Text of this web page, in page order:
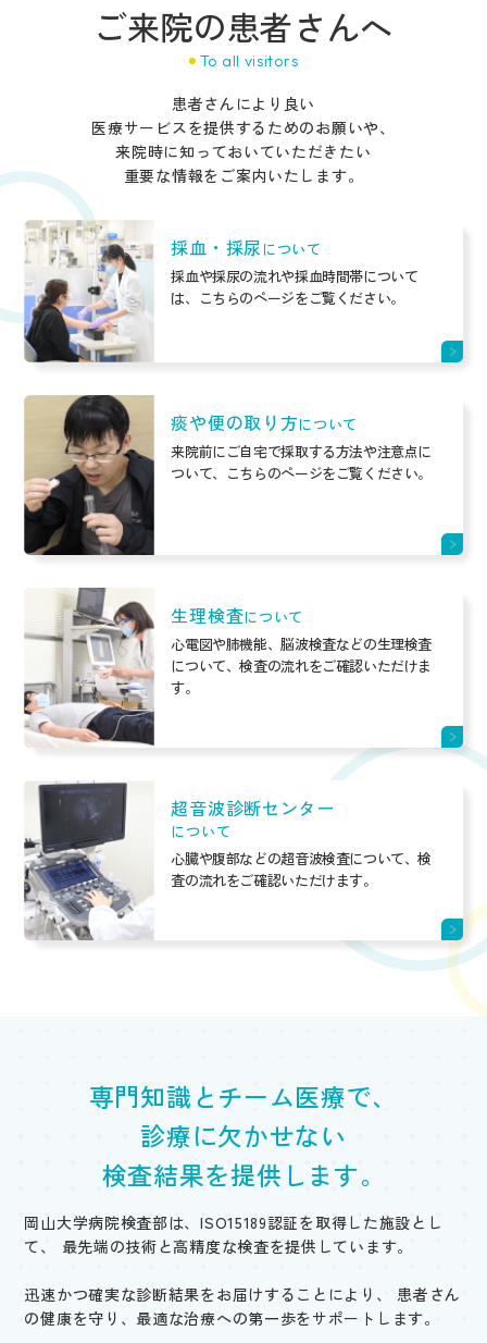
ご来院の患者さんへ
To all visitors
患者さんにより良い
医療サービスを提供するためのお願いや、
来院時に知っておいていただきたい
重要な情報をご案内いたします。
採血・採尿について
採血や採尿の流れや採血時間帯について
は、こちらのページをご覧ください。
痰や便の取り方について
来院前にご自宅で採取する方法や注意点に
ついて、こちらのページをご覧ください。
生理検査について
心電図や肺機能、脳波検査などの生理検査
について、検査の流れをご確認いただけま
す。
超音波診断センター
について
心臓や腹部などの超音波検査について、検
査の流れをご確認いただけます。
専門知識とチーム医療で、
診療に欠かせない
検査結果を提供します。
岡山大学病院検査部は、ISO15189認証を取得した施設とし
て、
最先端の技術と高精度な検査を提供しています。
迅速かつ確実な診断結果をお届けすることにより、
患者さん
の健康を守り、最適な治療への第一歩をサポートします。